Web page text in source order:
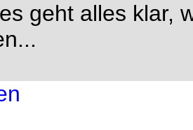
geht alles klar,